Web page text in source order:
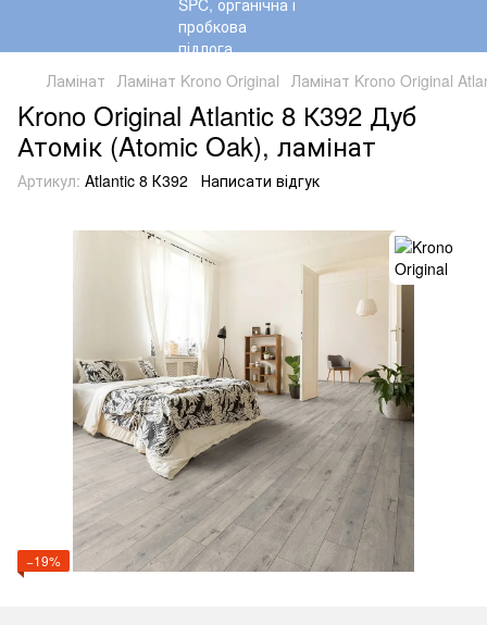
Ламінат Ламінат Krono Original Ламінат Krono Original
Krono Original Atlantic 8 К392 Дуб
Атомік (Atomic Oak), ламінат
Артикул: Atlantic 8 К392 Написати відгук
−19%